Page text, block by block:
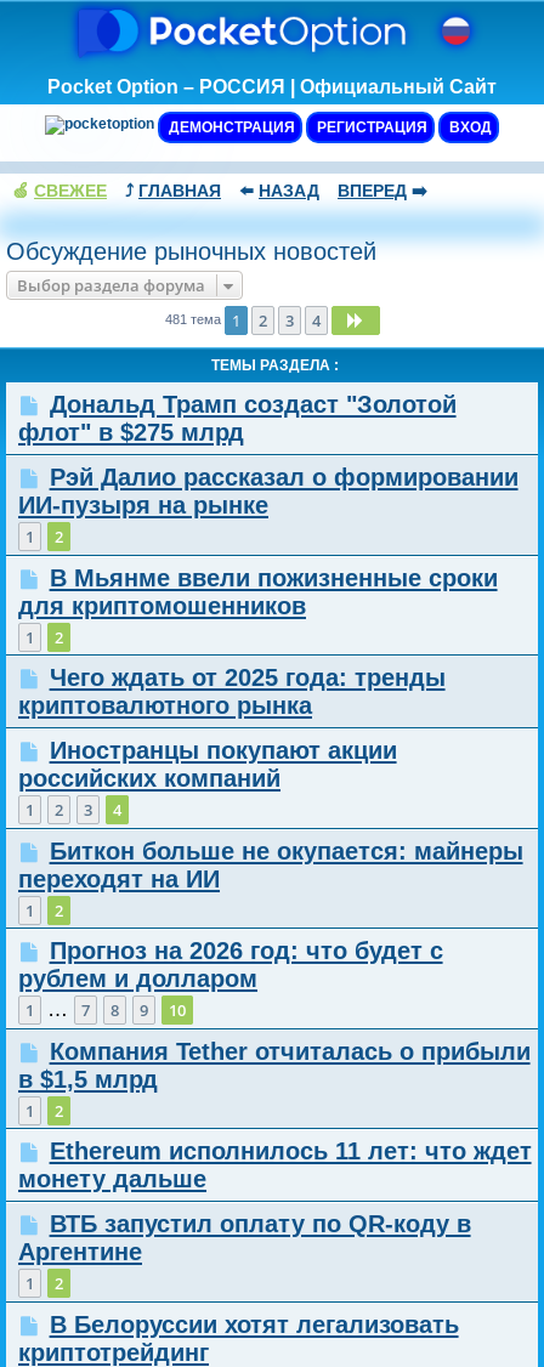
Pocket Option – РОССИЯ | Официальный Сайт
ДЕМОНСТРАЦИЯ РЕГИСТРАЦИЯ ВХОД
🍏 СВЕЖЕЕ ⤴️ ГЛАВНАЯ ⬅️ НАЗАД ВПЕРЕД ➡️
Обсуждение рыночных новостей
Выбор раздела форума
481 тема 1 2 3 4
ТЕМЫ РАЗДЕЛА :
Дональд Трамп создаст "Золотой
флот" в $275 млрд
Рэй Далио рассказал о формировании
ИИ-пузыря на рынке
1 2
В Мьянме ввели пожизненные сроки
для криптомошенников
1 2
Чего ждать от 2025 года: тренды
криптовалютного рынка
Иностранцы покупают акции
российских компаний
1 2 3 4
Биткон больше не окупается: майнеры
переходят на ИИ
1 2
Прогноз на 2026 год: что будет с
рублем и долларом
1 … 7 8 9 10
Компания Tether отчиталась о прибыли
в $1,5 млрд
1 2
Ethereum исполнилось 11 лет: что ждет
монету дальше
ВТБ запустил оплату по QR-коду в
Аргентине
1 2
В Белоруссии хотят легализовать
криптотрейдинг